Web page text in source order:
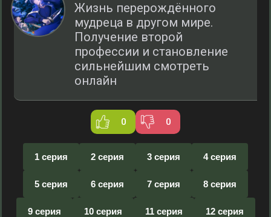
Жизнь перерождённого
мудреца в другом мире.
Получение второй
профессии и становление
сильнейшим смотреть
онлайн
0 0
1 серия 2 серия 3 серия 4 серия
5 серия 6 серия 7 серия 8 серия
9 серия 10 серия 11 серия 12 серия